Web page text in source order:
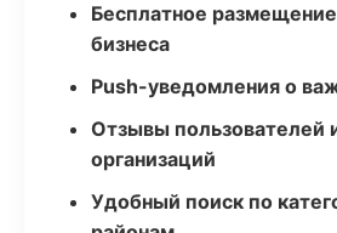
Бесплатное
бизнеса
Push-уведомления о
Отзывы пользователей
организаций
Удобный поиск по